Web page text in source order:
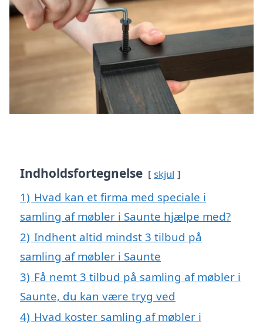
Indholdsfortegnelse skjul
1) Hvad kan et firma med speciale i
samling af møbler i Saunte hjælpe med?
2) Indhent altid mindst 3 tilbud på
samling af møbler i Saunte
3) Få nemt 3 tilbud på samling af møbler i
Saunte, du kan være tryg ved
4) Hvad koster samling af møbler i